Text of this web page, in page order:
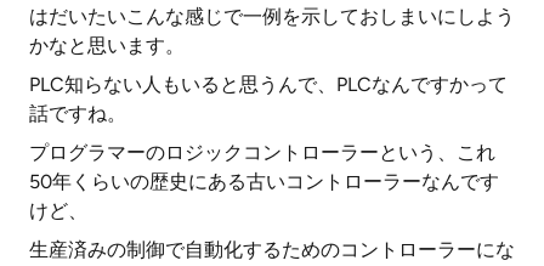
はだいたいこんな感じで一例を示しておしまいにしよう
かなと思います。
PLC知らない人もいると思うんで、PLCなんですかって
話ですね。
プログラマーのロジックコントローラーという、これ
50年くらいの歴史にある古いコントローラーなんです
けど、
生産済みの制御で自動化するためのコントローラーにな